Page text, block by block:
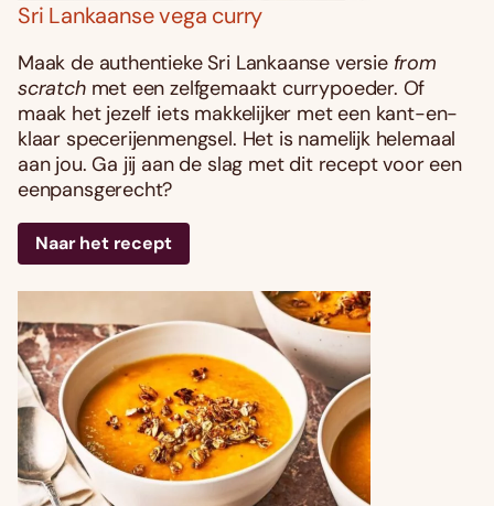
Sri Lankaanse vega curry
Maak de authentieke Sri Lankaanse versie from
scratchmet een zelfgemaakt currypoeder. Of
maak het jezelf iets makkelijker met een kant-en-
klaar specerijenmengsel. Het is namelijk helemaal
aan jou. Ga jij aan de slag met dit recept voor een
eenpansgerecht?
Naar het recept